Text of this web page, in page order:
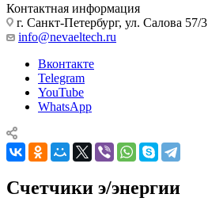
Контактная информация
г. Санкт-Петербург, ул. Салова 57/3
info@nevaeltech.ru
Вконтакте
Telegram
YouTube
WhatsApp
Счетчики э/энергии